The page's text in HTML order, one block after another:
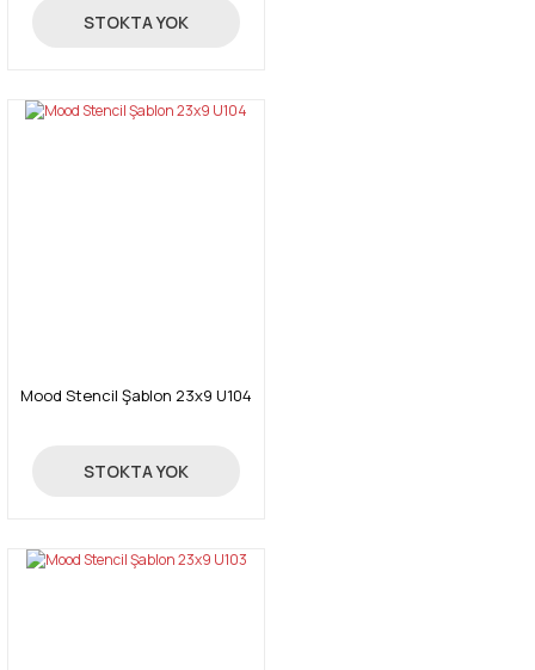
24,00 TL
STOKTA YOK
Mood Stencil Şablon 23x9 U104
24,00 TL
STOKTA YOK